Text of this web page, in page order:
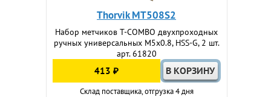
Thorvik MT508S2
Набор метчиков T-COMBO двухпроходных
ручных универсальных М5х0.8, HSS-G, 2 шт.
арт. 61820
413 ₽
Склад поставщика, отгрузка 4 дня